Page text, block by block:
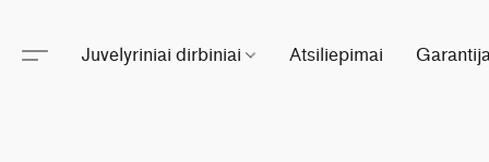
Juvelyriniai dirbiniai Atsiliepimai